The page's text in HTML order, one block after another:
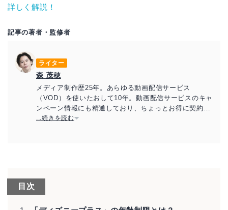
詳しく解説！
記事の著者・監修者
ライター
森 茂穂
メディア制作歴25年。あらゆる動画配信サービス
（VOD）を使いたおして10年。動画配信サービスのキャ
ンペーン情報にも精通しており、ちょっとお得に契約す
る方法を教えるのが大好き。
...続きを読む
目次